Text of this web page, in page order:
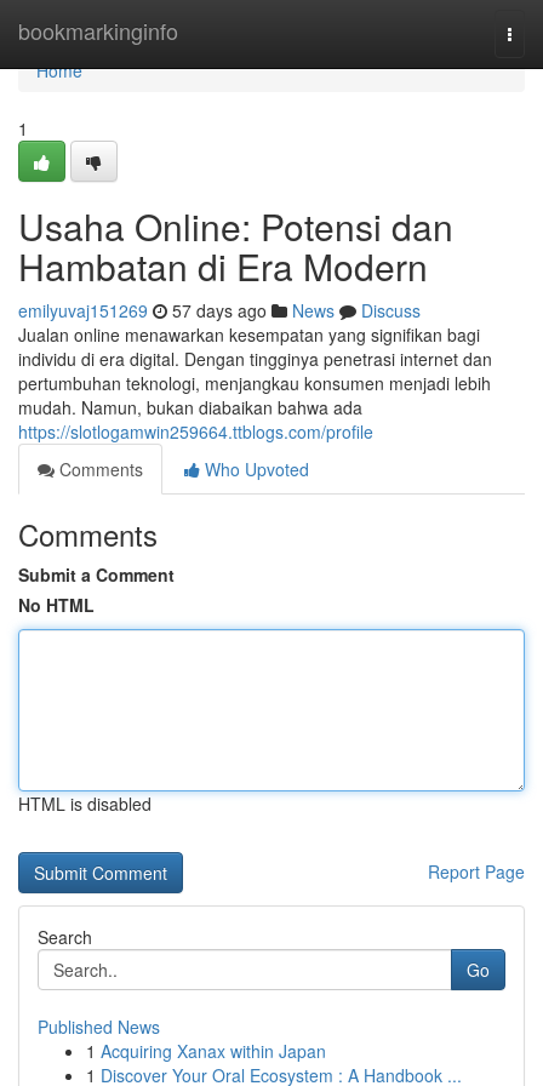
bookmarkinginfo
Home
Home
1
Usaha Online: Potensi dan
Hambatan di Era Modern
emilyuvaj151269 57 days ago News
Discuss
Jualan online menawarkan kesempatan yang signifikan bagi
individu di era digital. Dengan tingginya penetrasi internet dan
pertumbuhan teknologi, menjangkau konsumen menjadi lebih
mudah. Namun, bukan diabaikan bahwa ada
https://slotlogamwin259664.ttblogs.com/profile
Comments
Who Upvoted
Comments
Submit a Comment
No HTML
HTML is disabled
Report Page
Search
Go
Published News
1 Acquiring Xanax within Japan
1 Discover Your Oral Ecosystem : A Handbook ...